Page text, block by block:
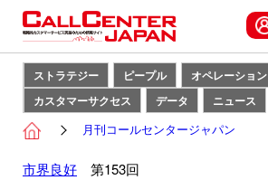
ストラテジー ピープル オペレーション
カスタマーサクセス
データ ニュース
月刊コールセンタージャパン
市界良好 第153回